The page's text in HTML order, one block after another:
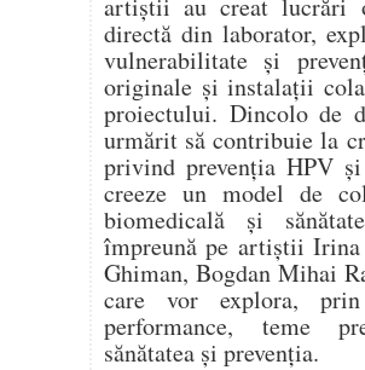
artiștii au creat lucrări
directă din laborator,
vulnerabilitate și
originale și instalații
proiectului. Dincolo de
urmărit să contribuie la
privind prevenția HPV
creeze un model de
biomedicală și
împreună pe artiștii
Ghiman, Bogdan Mihai
care vor explora,
performance, teme
sănătatea și prevenția.